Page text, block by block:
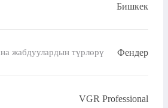
Бишкек
жабдуулардын түрлөрү Фендер
VGR Professional